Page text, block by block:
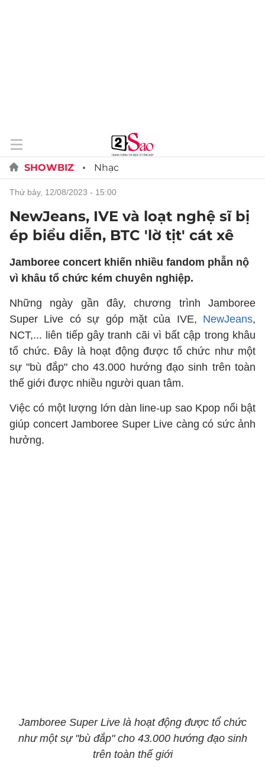
SHOWBIZ Nhạc
thứ bảy, 12/08/2023 - 15:00
NewJeans, IVE và loạt nghệ sĩ bị
ép biểu diễn, BTC 'lờ tịt' cát xê
Jamboree concert khiến nhiều fandom phẫn nộ
vì khâu tổ chức kém chuyên nghiệp.
Những ngày gần đây, chương trình Jamboree
Super Live có sự góp mặt của IVE, NewJeans,
NCT,... liên tiếp gây tranh cãi vì bất cập trong khâu
tổ chức. Đây là hoạt động được tổ chức như một
sự "bù đắp" cho 43.000 hướng đạo sinh trên toàn
thế giới được nhiều người quan tâm.
Việc có một lượng lớn dàn line-up sao Kpop nổi bật
giúp concert Jamboree Super Live càng có sức ảnh
hưởng.
Jamboree Super Live là hoạt động được tổ chức
như một sự "bù đắp" cho 43.000 hướng đạo sinh
trên toàn thế giới